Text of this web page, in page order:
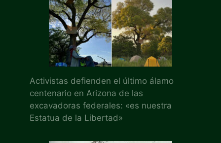
Activistas defienden el último álamo
centenario en Arizona de las
excavadoras federales: «es nuestra
Estatua de la Libertad»